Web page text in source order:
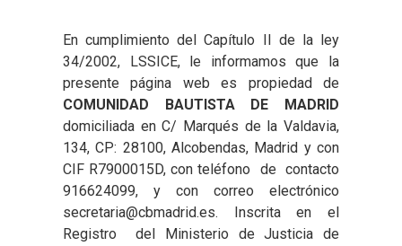
En cumplimiento del Capítulo II de la ley
34/2002, LSSICE, le informamos que la
presente página web es propiedad de
COMUNIDAD BAUTISTA DE MADRID
domiciliada en C/ Marqués de la Valdavia,
134, CP: 28100, Alcobendas, Madrid y con
CIF R7900015D, con teléfono de contacto
916624099, y con correo electrónico
secretaria@cbmadrid.es. Inscrita en el
Registro del Ministerio de Justicia de